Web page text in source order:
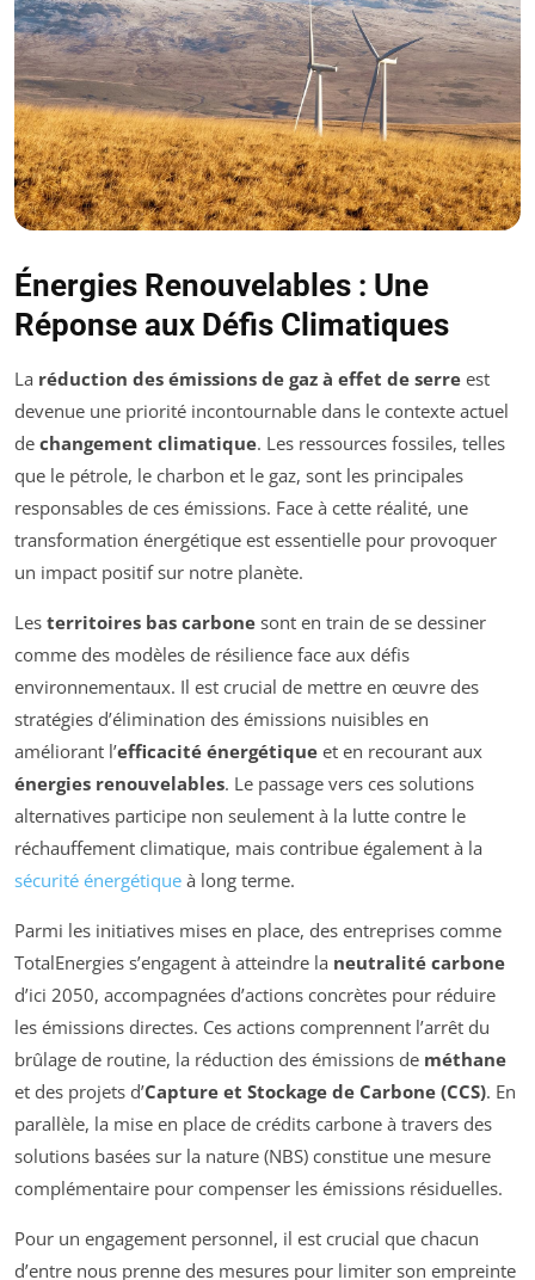
Énergies Renouvelables : Une
Réponse aux Défis Climatiques
La réduction des émissions de gaz à effet de serre est
devenue une priorité incontournable dans le contexte actuel
de changement climatique. Les ressources fossiles, telles
que le pétrole, le charbon et le gaz, sont les principales
responsables de ces émissions. Face à cette réalité, une
transformation énergétique est essentielle pour provoquer
un impact positif sur notre planète.
Les territoires bas carbone sont en train de se dessiner
comme des modèles de résilience face aux défis
environnementaux. Il est crucial de mettre en œuvre des
stratégies d’élimination des émissions nuisibles en
améliorant l’efficacité énergétique et en recourant aux
énergies renouvelables. Le passage vers ces solutions
alternatives participe non seulement à la lutte contre le
réchauffement climatique, mais contribue également à la
sécurité énergétique à long terme.
Parmi les initiatives mises en place, des entreprises comme
TotalEnergies s’engagent à atteindre la neutralité carbone
d’ici 2050, accompagnées d’actions concrètes pour réduire
les émissions directes. Ces actions comprennent l’arrêt du
brûlage de routine, la réduction des émissions de méthane
et des projets d’Capture et Stockage de Carbone (CCS). En
parallèle, la mise en place de crédits carbone à travers des
solutions basées sur la nature (NBS) constitue une mesure
complémentaire pour compenser les émissions résiduelles.
Pour un engagement personnel, il est crucial que chacun
d’entre nous prenne des mesures pour limiter son empreinte